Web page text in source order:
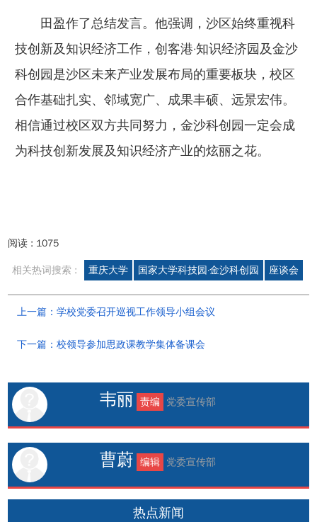
田盈作了总结发言。他强调，沙区始终重视科
技创新及知识经济工作，创客港·知识经济园及金沙
科创园是沙区未来产业发展布局的重要板块，校区
合作基础扎实、邻域宽广、成果丰硕、远景宏伟。
相信通过校区双方共同努力，金沙科创园一定会成
为科技创新发展及知识经济产业的炫丽之花。
阅读 : 1075
相关热词搜索 : 重庆大学 国家大学科技园·金沙科创园 座谈会
上一篇：学校党委召开巡视工作领导小组会议
下一篇：校领导参加思政课教学集体备课会
韦丽 责编 党委宣传部
曹蔚 编辑 党委宣传部
热点新闻